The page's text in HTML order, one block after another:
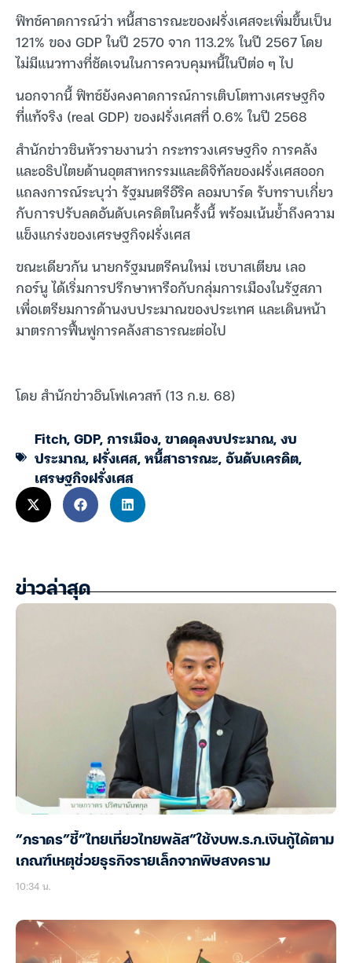
ฟิทช์คาดการณ์ว่า หนี้สาธารณะของฝรั่งเศสจะเพิ่มขึ้นเป็น
121% ของ GDP ในปี 2570 จาก 113.2% ในปี 2567 โดย
ไม่มีแนวทางที่ชัดเจนในการควบคุมหนี้ในปีต่อ ๆ ไป
นอกจากนี้ ฟิทช์ยังคงคาดการณ์การเติบโตทางเศรษฐกิจ
ที่แท้จริง (real GDP) ของฝรั่งเศสที่ 0.6% ในปี 2568
สำนักข่าวซินหัวรายงานว่า กระทรวงเศรษฐกิจ การคลัง
และอธิปไตยด้านอุตสาหกรรมและดิจิทัลของฝรั่งเศสออก
แถลงการณ์ระบุว่า รัฐมนตรีอีริค ลอมบาร์ด รับทราบเกี่ยว
กับการปรับลดอันดับเครดิตในครั้งนี้ พร้อมเน้นย้ำถึงความ
แข็งแกร่งของเศรษฐกิจฝรั่งเศส
ขณะเดียวกัน นายกรัฐมนตรีคนใหม่ เซบาสเตียน เลอ
กอร์นู ได้เริ่มการปรึกษาหารือกับกลุ่มการเมืองในรัฐสภา
เพื่อเตรียมการด้านงบประมาณของประเทศ และเดินหน้า
มาตรการฟื้นฟูการคลังสาธารณะต่อไป
โดย สำนักข่าวอินโฟเควสท์ (13 ก.ย. 68)
Fitch,GDP,การเมือง,ขาดดุลงบประมาณ,งบ
ประมาณ,ฝรั่งเศส,หนี้สาธารณะ,อันดับเครดิต,
เศรษฐกิจฝรั่งเศส
ข่าวล่าสุด
“ภราดร”ชี้”ไทยเที่ยวไทยพลัส”ใช้งบพ.ร.ก.เงินกู้ได้ตาม
เกณฑ์เหตุช่วยธุรกิจรายเล็กจากพิษสงคราม
10:34 น.